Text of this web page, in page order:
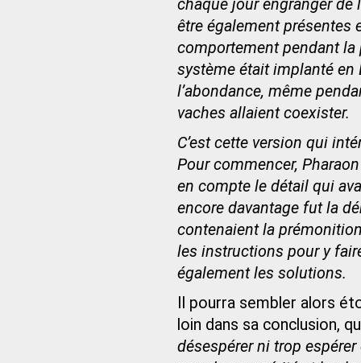
chaque jour engranger de
être également présentes
comportement pendant la
système était implanté en
l’abondance, même
vaches allaient coexister.
C’est cette version qui
Pour commencer,
en compte le détail qui
encore davantage fut la
contenaient la
les instructions pour y
également les solutions.
Il pourra sembler alors
loin dans sa conclusion,
désespérer ni trop